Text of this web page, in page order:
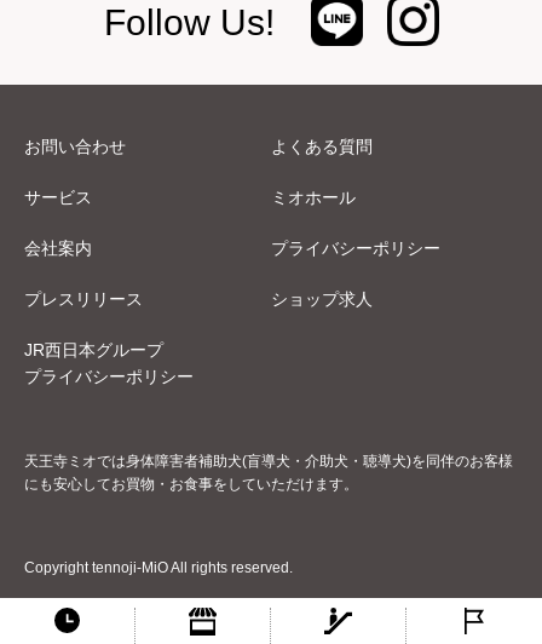
Follow Us!
お問い合わせ よくある質問
サービス ミオホール
会社案内 プライバシーポリシー
プレスリリース ショップ求人
JR西日本グループ
プライバシーポリシー
天王寺ミオでは身体障害者補助犬(盲導犬・介助犬・聴導犬)を同伴のお客様
にも安心してお買物・お食事をしていただけます。
Copyright tennoji-MiO All rights reserved.